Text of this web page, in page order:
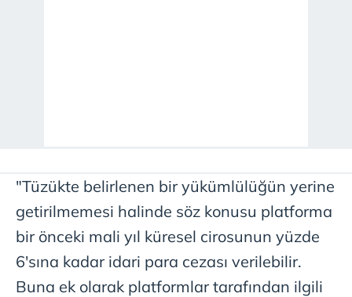
"Tüzükte belirlenen bir yükümlülüğün yerine
getirilmemesi halinde söz konusu platforma
bir önceki mali yıl küresel cirosunun yüzde
6'sına kadar idari para cezası verilebilir.
Buna ek olarak platformlar tarafından ilgili